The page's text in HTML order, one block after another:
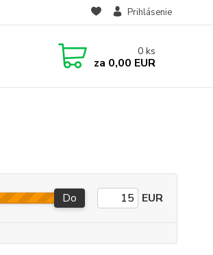
Prihlásenie
0 ks
za 0,00 EUR
Do EUR